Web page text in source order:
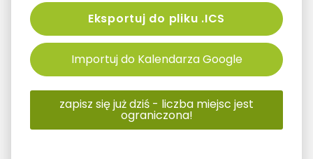
Eksportuj do pliku .ICS
Importuj do Kalendarza Google
zapisz się już dziś - liczba miejsc jest
ograniczona!